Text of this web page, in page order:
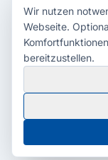
© 2026 Radio
Wir nutzen
Webseite.
bereitzustellen.